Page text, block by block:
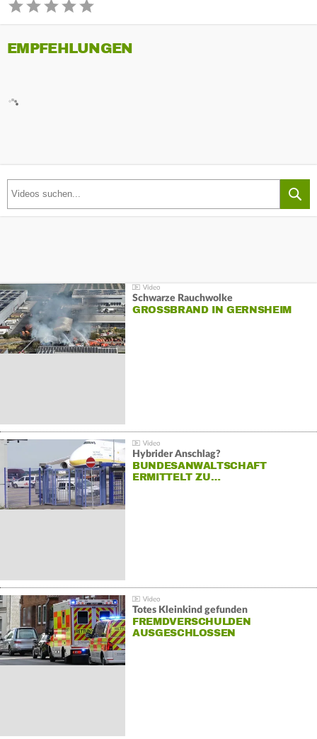
EMPFEHLUNGEN
Schwarze Rauchwolke
GROSSBRAND IN GERNSHEIM
Hybrider Anschlag?
BUNDESANWALTSCHAFT
ERMITTELT ZU…
Totes Kleinkind gefunden
FREMDVERSCHULDEN
AUSGESCHLOSSEN